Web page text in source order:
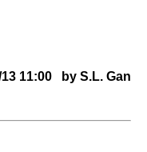
11:00 by S.L. Gan